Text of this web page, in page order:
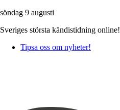
söndag 9 augusti
Sveriges största kändistidning online!
Tipsa oss om nyheter!